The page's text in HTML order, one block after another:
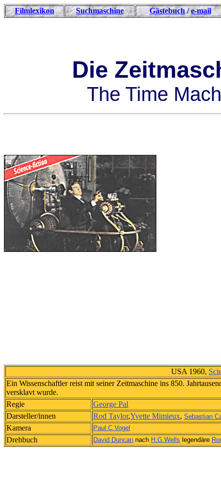
Filmlexikon Suchmaschine Gästebuch/e-mail
Die
The Time
USA 1960,
Ein Wissenschaftler reist mit seiner Zeitmaschine ins 850.
versklavt wurde.
Regie
George Pal
Darsteller/innen
Rod Taylor,Yvette Mimieux, Sebastian
Kamera Paul C.Vogel
Drehbuch David Duncan nach H.G.Wells legendäre